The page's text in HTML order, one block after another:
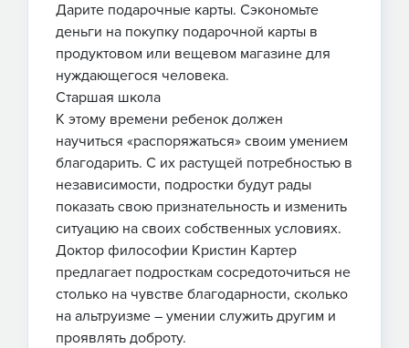
Дарите подарочные карты. Сэкономьте
деньги на покупку подарочной карты в
продуктовом или вещевом магазине для
нуждающегося человека.
Старшая школа
К этому времени ребенок должен
научиться «распоряжаться» своим умением
благодарить. С их растущей потребностью в
независимости, подростки будут рады
показать свою признательность и изменить
ситуацию на своих собственных условиях.
Доктор философии Кристин Картер
предлагает подросткам сосредоточиться не
столько на чувстве благодарности, сколько
на альтруизме – умении служить другим и
проявлять доброту.